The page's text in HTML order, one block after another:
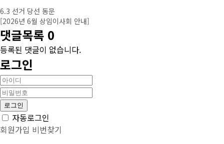
6.3 선거 당선 동문
[2026년 6월 상임이사회 안내]
댓글목록 0
등록된 댓글이 없습니다.
로그인
자동로그인
회원가입 비번찾기